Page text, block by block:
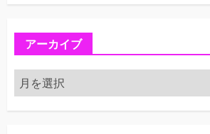
アーカイブ
ア
ー
カ